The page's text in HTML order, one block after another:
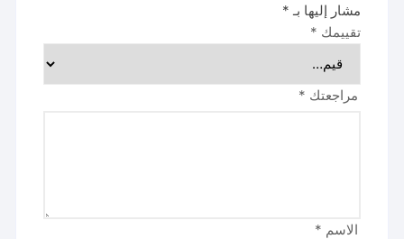
مشار إليها بـ *
تقييمك *
مراجعتك *
الاسم *